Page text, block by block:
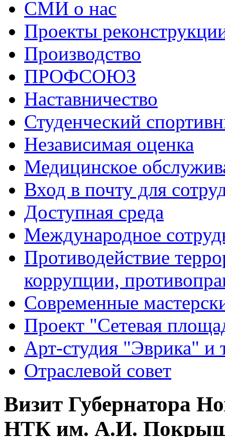
СМИ о нас
Проекты
Производство
ПРОФСОЮЗ
Наставничество
Студенческий
Независимая оценка
Медицинское
Вход в почту для
Доступная среда
Международное
Противодействие
коррупции,
Современные
Проект "Сетевая
Арт-студия "Эврика" и
Отраслевой совет
Визит Губернатора
НТК им. А.И.